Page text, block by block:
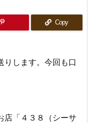
Copy
りします。今回も口
店「４３８（シーサ